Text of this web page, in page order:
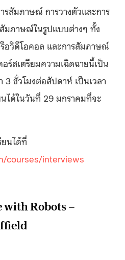
สัมภาษณ์ การวางตัวและการ
มภาษณ์ในรูปแบบต่างๆ ทั้ง
อวิดีโอคอล และการสัมภาษณ์
สเตรียมความเฉิดฉายนี้เป็น
3 ชั่วโมงต่อสัปดาห์ เป็นเวลา
ได้ในวันที่ 29 มกราคมที่จะ
ยนได้ที่
courses/interviews
Robots –